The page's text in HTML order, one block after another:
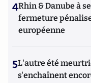
4Rhin & Danube à
fermeture
européenne
5L'autre été
s'enchaînent